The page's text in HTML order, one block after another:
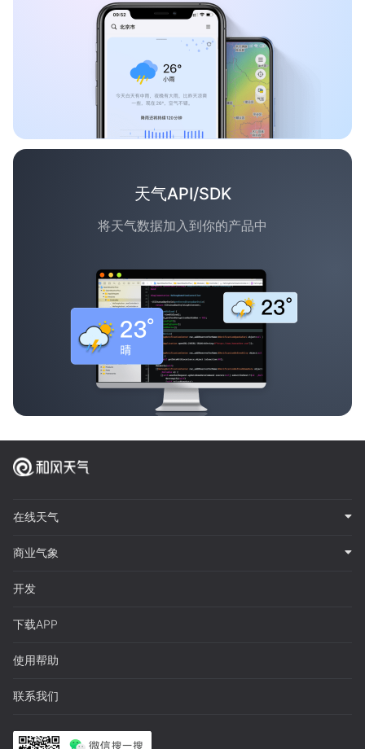
天气API/SDK
将天气数据加入到你的产品中
在线天气
商业气象
开发
下载APP
使用帮助
联系我们